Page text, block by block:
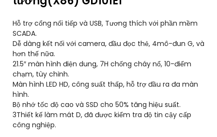
Hỗ trợ cổng nối tiếp và USB, Tương thích với phần mềm
SCADA.
Dễ dàng kết nối với camera, đầu đọc thẻ, 4mô-đun G, và
hơn thế nữa.
21.5″ màn hình điện dung, 7H chống cháy nổ, 10-điểm
chạm, tùy chỉnh.
Màn hình LED HD, công suất thấp, hỗ trợ đầu ra đa màn
hình.
Bộ nhớ tốc độ cao và SSD cho 50% tăng hiệu suất.
3Thiết kế làm mát D, đã được kiểm tra độ tin cậy cấp
công nghiệp.